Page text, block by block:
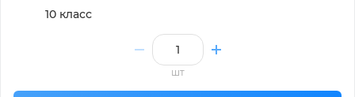
10 класс
шт